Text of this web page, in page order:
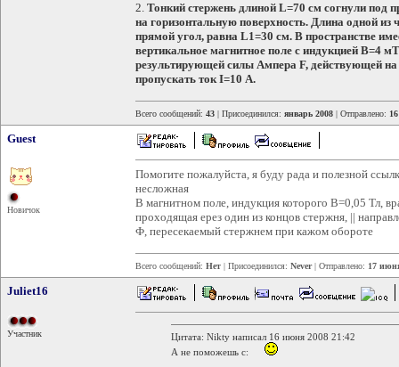
2. Тонкий стержень длиной L=70 см согнули под
на горизонтальную поверхность. Длина одной из
прямой угол, равна L1=30 см. В пространстве
вертикальное магнитное поле с индукцией B=4
результирующей силы Ампера F, действующей на
пропускать ток I=10 А.
Всего сообщений: 43 | Присоединился: январь 2008 | Отправлено:
Guest
Новичок
Помогите пожалуйста, я буду рада и полезной
несложная
В магнитном поле, индукция которого B=0,05 Тл,
проходящая ерез один из концов стержня, ||
Ф, пересекаемый стержнем при кажом обороте
Всего сообщений: Нет | Присоединился: Never| Отправлено: 17
Juliet16
Участник
Цитата: Nikty написал 16 июня 2008 21:42
А не поможешь с: